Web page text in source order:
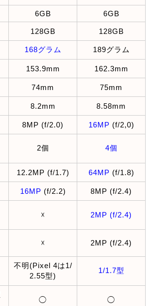
6GB 6GB
128GB 128GB
168グラム 189グラム
153.9mm 162.3mm
74mm 75mm
8.2mm 8.58mm
8MP (f/2.0) 16MP (f/2,0)
2個 4個
12.2MP (f/1.7) 64MP (f/1.8)
16MP (f/2.2) 8MP (f/2.4)
☓ 2MP (f/2.4)
☓ 2MP (f/2.4)
不明(Pixel 4は1/
2.55型)
1/1.7型
◯ ◯